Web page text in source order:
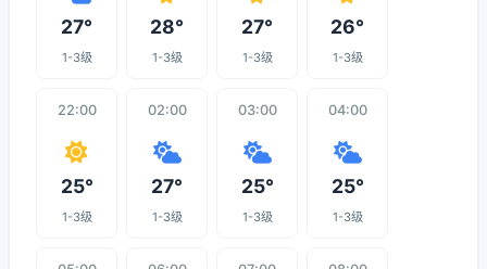
27°
1-3级
28°
1-3级
27°
1-3级
26°
1-3级
22:00
25°
1-3级
02:00
27°
1-3级
03:00
25°
1-3级
04:00
25°
1-3级